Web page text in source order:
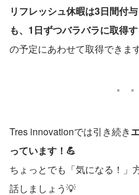
リフレッシュ休暇は3日間付
も、1日ずつバラバラに取得
の予定にあわせて取得できま
Tres innovationでは引き続き
っています！💪
ちょっとでも「気になる！」
話しましょう💡